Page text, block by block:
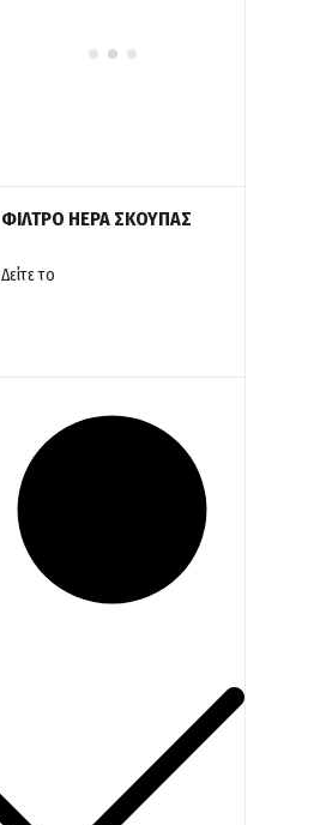
ΦΙΛΤΡΟ HEPA ΣΚΟΥΠΑΣ
Δείτε το